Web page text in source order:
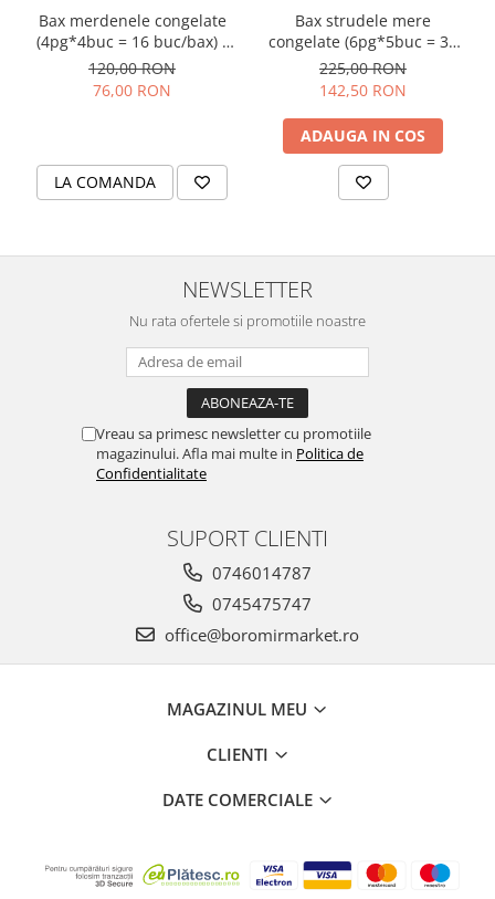
Grisine
Produse de gătit
Malai
Panificatie congelata
Baton Cookie congelat
Cheesecake congelat
Faina Profesionala
Fursecuri vrac
Cozonac Wine Collection
Accesorii Boromir
Bax merdenele congelate
(4pg*4buc = 16 buc/bax) -
(16buc*107g/buc =
1.7kg/bax)
120,00 RON
76,00 RON
LA COMANDA
Bax strudele mere
congelate (6pg*5buc = 30
buc/bax) - (30buc*105g/buc
= 3.15kg/bax)
225,00 RON
142,50 RON
ADAUGA IN COS
NEWSLETTER
Nu rata ofertele si promotiile noastre
Vreau sa primesc newsletter cu promotiile
magazinului. Afla mai multe in Politica de
Confidentialitate
SUPORT CLIENTI
0746014787
0745475747
office@boromirmarket.ro
MAGAZINUL MEU
CLIENTI
DATE COMERCIALE